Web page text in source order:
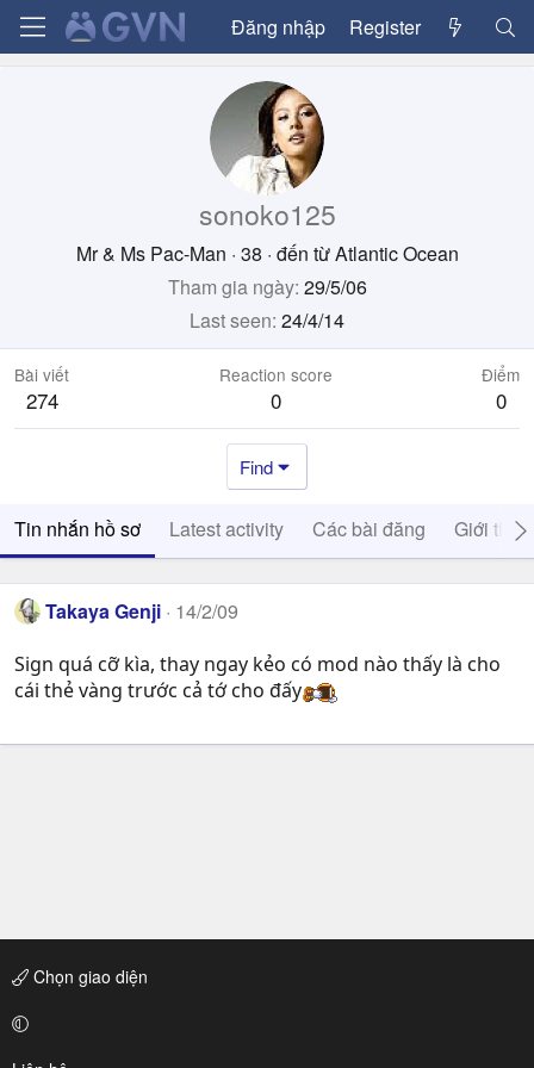
Đăng nhập Register
sonoko125
Mr & Ms Pac-Man · 38 · đến từAtlantic Ocean
Tham gia ngày 29/5/06
Last seen 24/4/14
Bài viết
274
Reaction score
0
Điểm
0
Find
Tin nhắn hồ sơ Latest activity Các bài đăng Giới thiệu
Takaya Genji 14/2/09
Sign quá cỡ kìa, thay ngay kẻo có mod nào thấy là cho
cái thẻ vàng trước cả tớ cho đấy
Chọn giao diện